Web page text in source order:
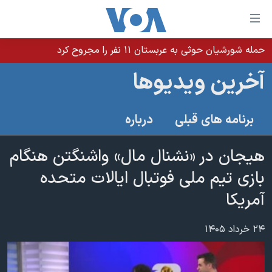
لینکهای
قابل
دسترسی
جهش
اصلی
جهش
به
صفحه
اصلی
جهش
جستجو
خانه
نسخه سبک وب‌سایت
آمریکا
جهان
ورزشی
ویژه برنامه‌ها
ویدیوها
برنامه های تلویزیونی
جدول برنامه ها
صفحه‌های ویژه
جام جهانی ۲۰۲۶
۲۵۰سالگی آمریکا
بایگانی برنامه‌های تلویزیونی
فرکانس‌های صدای آمریکا
یادگیری زبان انگلیسی
حمله شورشیان حوثی به عربستان ۱۱ نفر را مجروح کرد
آخرین ویدیوها
برنامه های قبلی درباره
هیجان در «نشنال مال» واشنگتن هنگام
بازی تیم ملی فوتبال ایالات متحده
آمریکا
۲۴ خرداد ۱۴۰۵